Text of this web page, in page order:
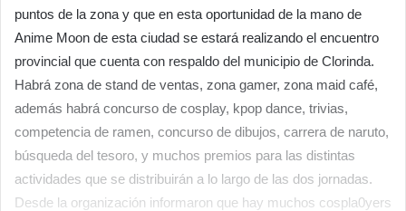
puntos de la zona y que en esta oportunidad de la mano de
Anime Moon de esta ciudad se estará realizando el encuentro
provincial que cuenta con respaldo del municipio de Clorinda.
Habrá zona de stand de ventas, zona gamer, zona maid café,
además habrá concurso de cosplay, kpop dance, trivias,
competencia de ramen, concurso de dibujos, carrera de naruto,
búsqueda del tesoro, y muchos premios para las distintas
actividades que se distribuirán a lo largo de las dos jornadas.
Desde la organización informaron que hay muchos cospla0yers